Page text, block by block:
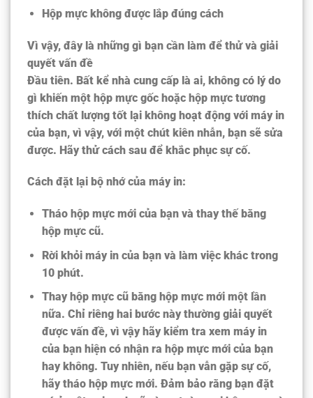
Hộp mực không được lắp đúng cách
Vì vậy, đây là những gì bạn cần làm để thử và giải
quyết vấn đề
Đầu tiên. Bất kể nhà cung cấp là ai, không có lý do
gì khiến một hộp mực gốc hoặc hộp mực tương
thích chất lượng tốt lại không hoạt động với máy in
của bạn, vì vậy, với một chút kiên nhẫn, bạn sẽ sửa
được. Hãy thử cách sau để khắc phục sự cố.
Cách đặt lại bộ nhớ của máy in:
Tháo hộp mực mới của bạn và thay thế bằng
hộp mực cũ.
Rời khỏi máy in của bạn và làm việc khác trong
10 phút.
Thay hộp mực cũ bằng hộp mực mới một lần
nữa. Chỉ riêng hai bước này thường giải quyết
được vấn đề, vì vậy hãy kiểm tra xem máy in
của bạn hiện có nhận ra hộp mực mới của bạn
hay không. Tuy nhiên, nếu bạn vẫn gặp sự cố,
hãy tháo hộp mực mới. Đảm bảo rằng bạn đặt